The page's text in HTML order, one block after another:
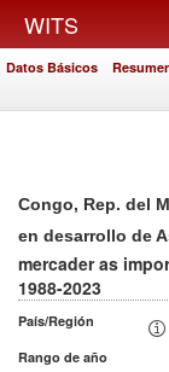
WITS
Datos Básicos
Congo, Rep. del
en desarrollo de
mercader as
1988-2023
País/Región
Rango de año